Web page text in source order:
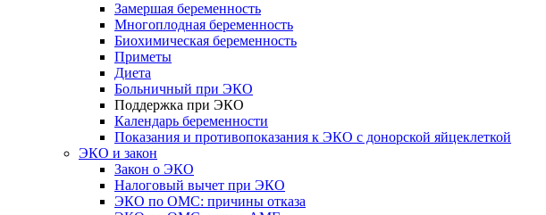
Замершая беременность
Многоплодная беременность
Биохимическая беременность
Приметы
Диета
Больничный при ЭКО
Поддержка при ЭКО
Календарь беременности
Показания и противопоказания к ЭКО с донорской яйцеклеткой
ЭКО и закон
Закон о ЭКО
Налоговый вычет при ЭКО
ЭКО по ОМС: причины отказа